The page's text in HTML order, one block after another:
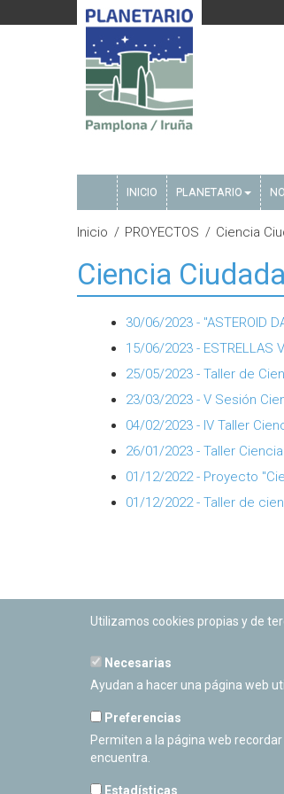
INICIO PLANETARIO
Inicio PROYECTOS Ciencia
Ciencia
30/06/2023 - "ASTEROID
15/06/2023 - ESTRELLAS
25/05/2023 - Taller de
23/03/2023 - V Sesión
04/02/2023 - IV Taller
26/01/2023 - Taller
01/12/2022 - Proyecto
01/12/2022 - Taller de
Utilizamos cookies propias y de
Necesarias
Ayudan a hacer una página web
Preferencias
Permiten a la página web
encuentra.
Estadísticas